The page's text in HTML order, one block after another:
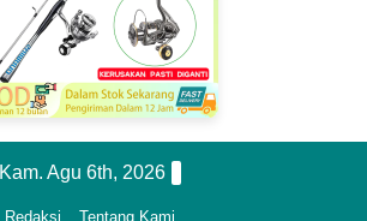
Kam. Agu 6th, 2026
Redaksi Tentang Kami